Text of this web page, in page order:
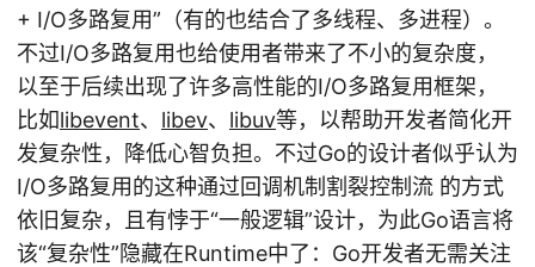
+ I/O多路复用”（有的也结合了多线程、多进程）。
不过I/O多路复用也给使用者带来了不小的复杂度，
以至于后续出现了许多高性能的I/O多路复用框架，
比如libevent、 libev、 libuv等，以帮助开发者简化开
发复杂性，降低心智负担。不过Go的设计者似乎认为
I/O多路复用的这种通过回调机制割裂控制流 的方式
依旧复杂，且有悖于“一般逻辑”设计，为此Go语言将
该“复杂性”隐藏在Runtime中了：Go开发者无需关注